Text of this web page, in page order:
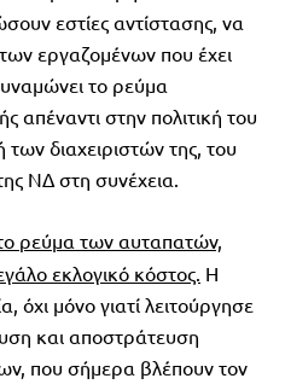
εστίες αντίστασης, να
εργαζομένων που έχει
το ρεύμα
απέναντι στην πολιτική του
διαχειριστών της, του
ΝΔ στη συνέχεια.
ρεύμα των αυταπατών,
εκλογικό κόστος. Η
όχι μόνο γιατί λειτούργησε
και αποστράτευση
που σήμερα βλέπουν τον